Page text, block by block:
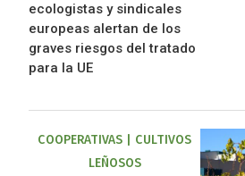
ecologistas y sindicales
europeas alertan de los
graves riesgos del tratado
para la UE
COOPERATIVAS
CULTIVOS
LEÑOSOS